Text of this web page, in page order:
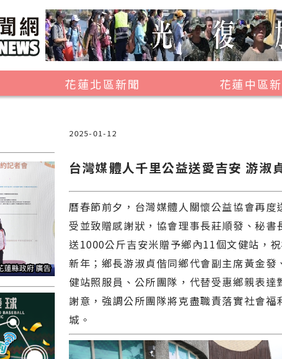
花蓮北區新聞
吉安鄉
秀林鄉
花蓮中區
光復鄉
豐濱鄉
2025-01-12
台灣媒體人千里公益送愛吉安 游淑
曆春節前夕，台灣媒體人關懷公益協會再
受並致贈感謝狀，協會理事長莊順發、秘
送1000公斤吉安米贈予鄉內11個文健站，
新年；鄉長游淑貞偕同鄉代會副主席黃金
健站照服員、公所團隊，代替受惠鄉親表
謝意，強調公所團隊將克盡職責落實社會
城。